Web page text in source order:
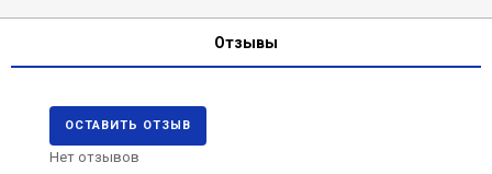
Отзывы
ОСТАВИТЬ ОТЗЫВ
Нет отзывов